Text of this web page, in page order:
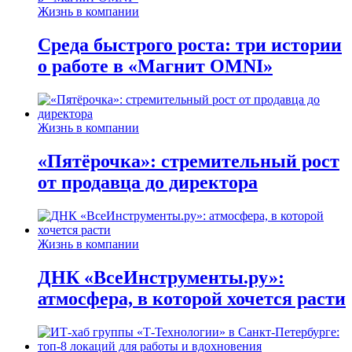
Жизнь в компании
Среда быстрого роста: три истории
о работе в «Магнит OMNI»
Жизнь в компании
«Пятёрочка»: стремительный рост
от продавца до директора
Жизнь в компании
ДНК «ВсеИнструменты.ру»:
атмосфера, в которой хочется расти